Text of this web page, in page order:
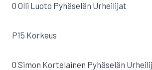
0 Olli Luoto Pyhäselän Urheilijat
P15 Korkeus
0 Simon Kortelainen Pyhäselän